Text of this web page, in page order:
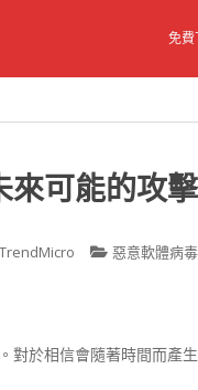
免費
來可能的攻擊
惡意軟體病
對於相信會隨著時間而產